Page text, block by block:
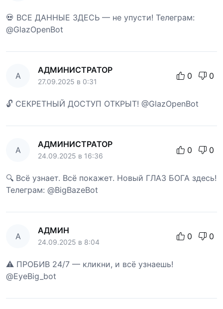
💀 ВСЕ ДАННЫЕ ЗДЕСЬ — не упусти! Телеграм:
@GlazOpenBot
А
АДМИНИСТРАТОР
27.09.2025 в 0:31
0 0
🔓 СЕКРЕТНЫЙ ДОСТУП ОТКРЫТ! @GlazOpenBot
А
АДМИНИСТРАТОР
24.09.2025 в 16:36
0 0
🔍 Всё узнает. Всё покажет. Новый ГЛАЗ БОГА здесь!
Телеграм: @BigBazeBot
А
АДМИН
24.09.2025 в 8:04
0 0
⚠️ ПРОБИВ 24/7 — кликни, и всё узнаешь!
@EyeBig_bot